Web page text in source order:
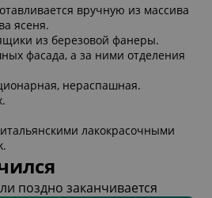
вручную из массива
ясеня.
из березовой фанеры.
фасада, а за ними отделения
нераспашная.
лакокрасочными
поздно заканчивается